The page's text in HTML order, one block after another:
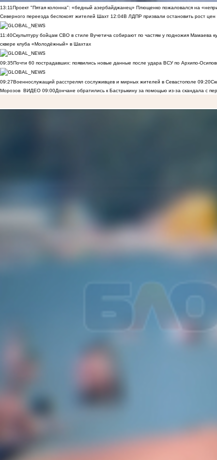
13:11Проект "Пятая колонна": «бедный азербайджанец» Плющенко пожаловался на
Северного переезда беспокоят жителей Шахт 12:04В ЛДПР призвали остановить рост цен
11:40Скульптуру бойцам СВО в стиле Вучетича собирают по частям у подножия Мамаева
сквере клуба «Молодёжный» в Шахтах
09:35Почти 60 пострадавших: появились новые данные после удара ВСУ по Архипо-
09:27Военнослужащий расстрелял сослуживцев и мирных жителей в Севастополе 09:20
Морозов ВИДЕО 09:00Дончане обратились к Бастрыкину за помощью из-за скандала с